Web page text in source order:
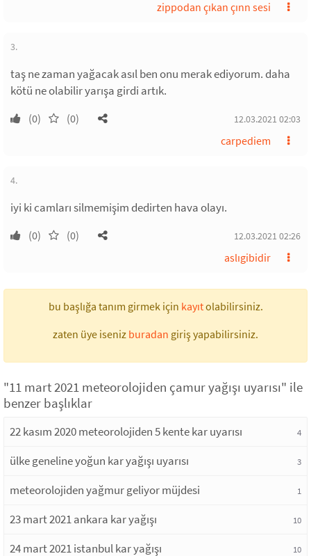
zippodan çıkan çınn sesi
3.
taş ne zaman yağacak asıl ben onu merak ediyorum. daha
kötü ne olabilir yarışa girdi artık.
(0) (0) 12.03.2021 02:03
carpediem
4.
iyi ki camları silmemişim dedirten hava olayı.
(0) (0) 12.03.2021 02:26
aslıgibidir
bu başlığa tanım girmek için kayıtolabilirsiniz.
zaten üye iseniz buradan giriş yapabilirsiniz.
"11 mart 2021 meteorolojiden çamur yağışı uyarısı" ile
benzer başlıklar
22 kasım 2020 meteorolojiden 5 kente kar uyarısı 4
ülke geneline yoğun kar yağışı uyarısı 3
meteorolojiden yağmur geliyor müjdesi 1
23 mart 2021 ankara kar yağışı 10
24 mart 2021 istanbul kar yağışı 10